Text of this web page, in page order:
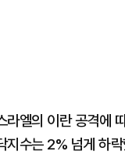
엘의 이란 공격에
수는 2% 넘게 하